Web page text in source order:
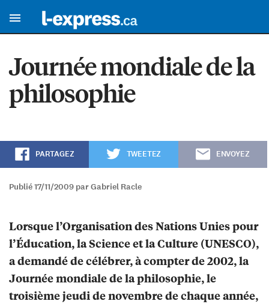
Journée mondiale de la
philosophie
PARTAGEZ TWEETEZ ENVOYEZ
Publié 17/11/2009 par Gabriel Racle
Lorsque l’Organisation des Nations Unies pour
l’Éducation, la Science et la Culture (UNESCO),
a demandé de célébrer, à compter de 2002, la
Journée mondiale de la philosophie, le
troisième jeudi de novembre de chaque année,